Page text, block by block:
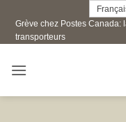
content
Grève chez Postes Canada:
transporteurs